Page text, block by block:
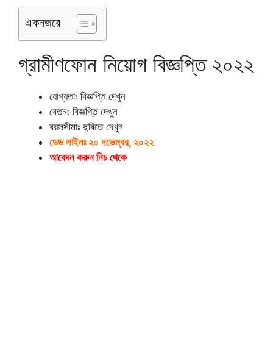
একনজরে
গ্রামীণফোন নিয়োগ বিজ্ঞপ্তি ২০২২
যোগ্যতাঃ বিজ্ঞপ্তি দেখুন
বেতনঃ বিজ্ঞপ্তি দেখুন
বয়সসীমাঃ ছবিতে দেখুন
ডেড লাইনঃ ২০ নভেম্বর, ২০২২
আবেদন করুন নিচ থেকে